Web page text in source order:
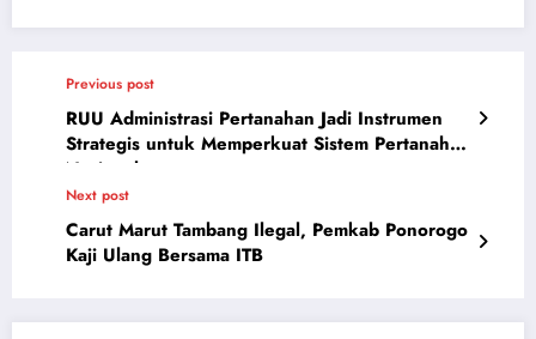
Previous post
RUU Administrasi Pertanahan Jadi Instrumen
Strategis untuk Memperkuat Sistem Pertanahan
Nasional
Next post
Carut Marut Tambang Ilegal, Pemkab Ponorogo
Kaji Ulang Bersama ITB